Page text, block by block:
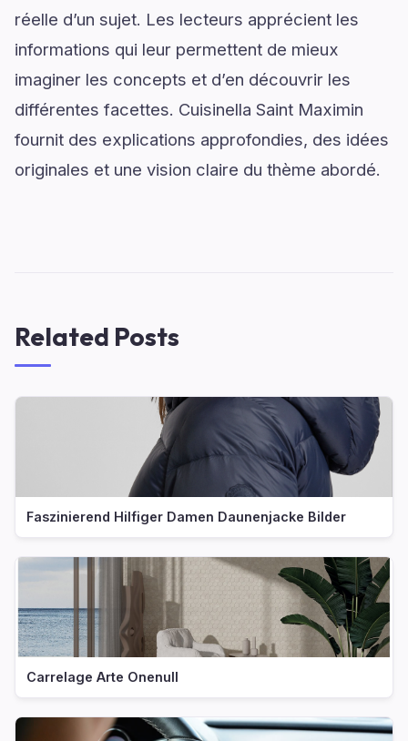
réelle d’un sujet. Les lecteurs apprécient les
informations qui leur permettent de mieux
imaginer les concepts et d’en découvrir les
différentes facettes. Cuisinella Saint Maximin
fournit des explications approfondies, des idées
originales et une vision claire du thème abordé.
Related Posts
Faszinierend Hilfiger Damen Daunenjacke Bilder
Carrelage Arte Onenull